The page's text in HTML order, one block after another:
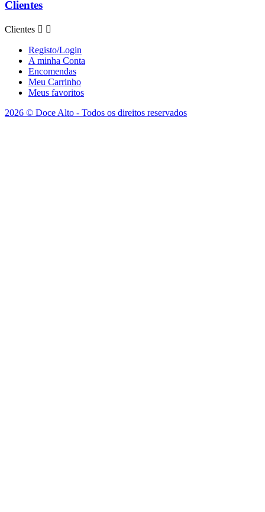
Clientes
Clientes  
Registo/Login
A minha Conta
Encomendas
Meu Carrinho
Meus favoritos
2026 © Doce Alto - Todos os direitos reservados